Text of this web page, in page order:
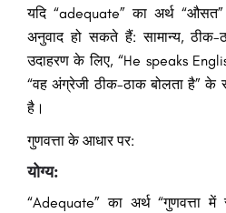
यदि “adequate” का अर्थ “औसत”
अनुवाद हो सकते हैं: सामान्य,
उदाहरण के लिए, “He speaks
“वह अंग्रेजी ठीक-ठाक बोलता है” के
है।
गुणवत्ता के आधार पर:
योग्य:
“Adequate” का अर्थ “गुणवत्ता में